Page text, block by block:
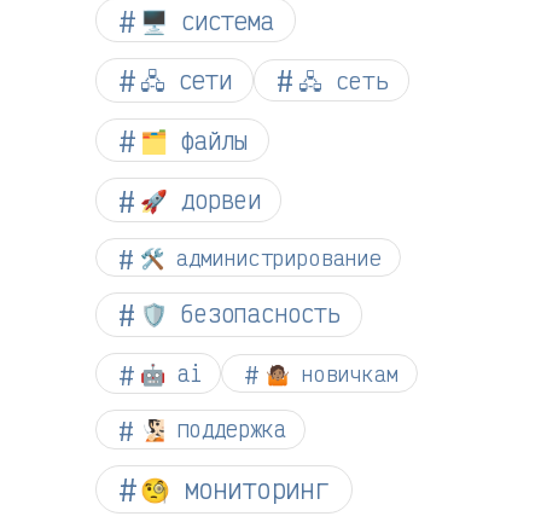
🖥️ система
🖧 сети
🖧 сеть
🗂️ файлы
🚀 дорвеи
🛠️ администрирование
🛡️ безопасность
🤖 ai 🤷🏽 новичкам
🧏🏻 поддержка
🧐 мониторинг